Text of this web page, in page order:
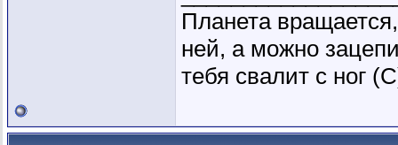
Планета
ней, а можно
тебя свалит с ног